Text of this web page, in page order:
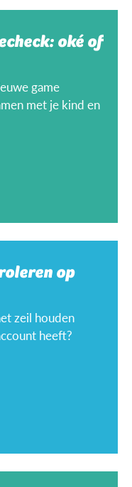
oké of
game
met je kind en
op
zeil houden
heeft?